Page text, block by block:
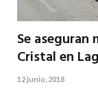
Se
Cristal en
12 junio, 2018